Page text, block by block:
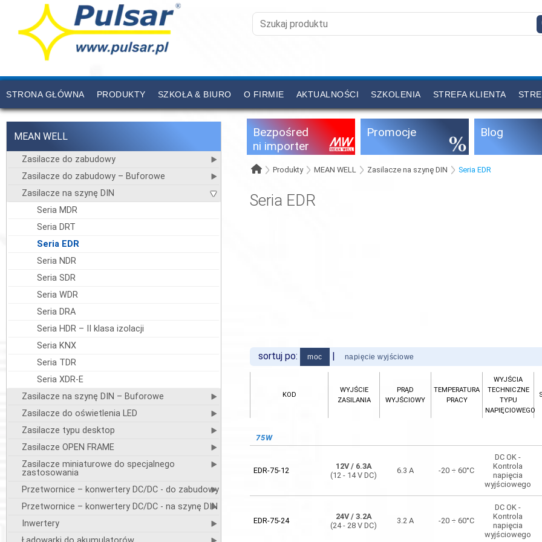
STRONA GŁÓWNA PRODUKTY SZKOŁA & BIURO O FIRMIE AKTUALNOŚCI SZKOLENIA STREFA KLIENTA
CENNIK KONTAKT
MEAN WELL
Zasilacze do zabudowy
Zasilacze do zabudowy – Buforowe
Zasilacze na szynę DIN
Seria MDR
Seria DRT
Seria EDR
Seria NDR
Seria SDR
Seria WDR
Seria DRA
Seria HDR – II klasa izolacji
Seria KNX
Seria TDR
Seria XDR-E
Zasilacze na szynę DIN – Buforowe
Zasilacze do oświetlenia LED
Zasilacze typu desktop
Zasilacze OPEN FRAME
Zasilacze miniaturowe do specjalnego
zastosowania
Przetwornice – konwertery DC/DC - do zabudowy
Przetwornice – konwertery DC/DC - na szynę DIN
Inwertery
Bezpośred
ni importer
Promocje Blog
Produkty MEAN WELL Zasilacze na szynę DIN Seria EDR
Seria EDR
sortuj po: moc napięcie wyjściowe
KOD
WYJŚCIE
ZASILANIA
PRĄD
WYJŚCIOWY
TEMPERATURA
PRACY
WYJŚCIA
TECHNICZNE
TYPU
NAPIĘCIOWEGO
75W
EDR-75-12 12V/ 6.3A
(12 - 14 V DC)
6.3 A -20 ÷ 60°C
DC OK -
Kontrola
napięcia
wyjściowego
EDR-75-24 24V/ 3.2A
(24 - 28 V DC)
3.2 A -20 ÷ 60°C
DC OK -
Kontrola
napięcia
wyjściowego
KOD
WYJŚCIE
ZASILANIA
PRĄD
WYJŚCIOWY
TEMPERATURA
PRACY
WYJŚCIA
TECHNICZNE
TYPU
NAPIĘCIOWEGO
12VDC
EDR-75-12 12V/ 6.3A
(12 - 14 V DC)
6.3 A -20 ÷ 60°C
DC OK -
Kontrola
napięcia
wyjściowego
EDR-120-12
12V/ 10A
(12 - 14 V DC)
10 A -20 ÷ 60°C
DC OK -
Kontrola
napięcia
wyjściowego